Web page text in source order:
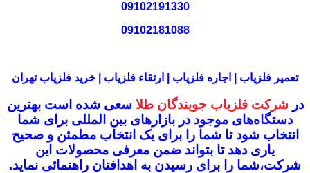
09102191330
09102181088
تعمیر فلزیاب | اجاره فلزیاب | ارتقاء فلزیاب | خرید فلزیاب تهران
در شرکت فلزیاب جویندگان طلا سعی شده است بهترین
دستگاه‌های موجود در بازار‌های بین المللی برای شما
انتخاب شودتا شما را برای یک انتخاب مطمئن و صحیح
یاری دهد تا بتواند ضمن معرفی محصولات این
شرکت،شما را برای رسیدن به اهدافتان راهنمائی نماید.